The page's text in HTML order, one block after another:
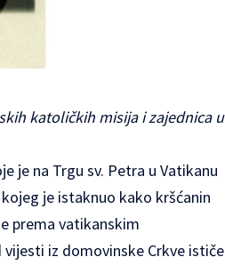
katoličkih misija i zajednica u
je na Trgu sv. Petra u Vatikanu
je istaknuo kako kršćanin
prema vatikanskim
iz domovinske Crkve ističe